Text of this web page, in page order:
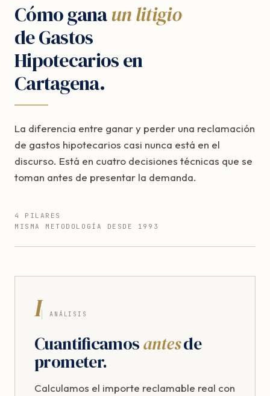
Cómo ganaun litigio
de Gastos
Hipotecarios en
Cartagena.
La diferencia entre ganar y perder una reclamación
de gastos hipotecarios casi nunca está en el
discurso. Está en cuatro decisiones técnicas que se
toman antes de presentar la demanda.
4 PILARES
MISMA METODOLOGÍA DESDE 1993
I ANÁLISIS
Cuantificamosantesde
prometer.
Calculamos el importe reclamable real con